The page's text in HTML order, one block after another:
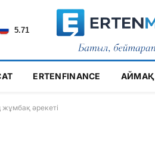
5.71
ERTENFINANCE АЙМАҚ
әрекеті